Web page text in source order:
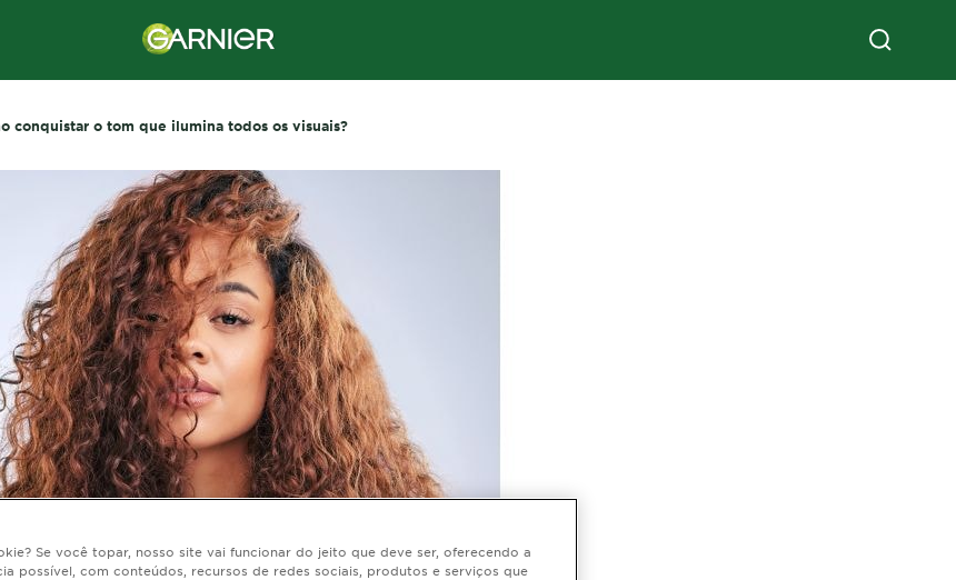
conquistar o tom que ilumina todos os visuais?
Se você topar, nosso site vai funcionar do jeito que deve ser, oferecendo a
possível, com conteúdos, recursos de redes sociais, produtos e serviços que